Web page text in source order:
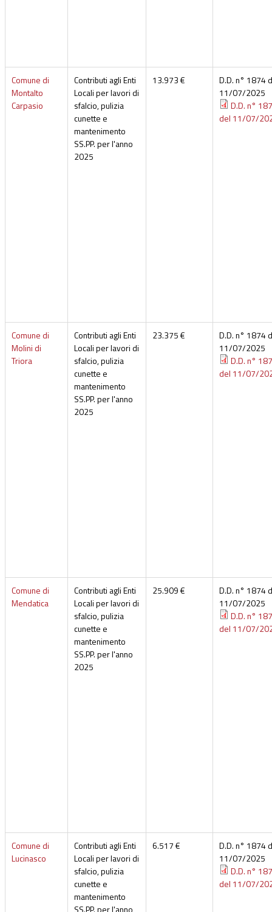
Comune di
Montalto
Carpasio
Contributi agli Enti
Locali per lavori di
sfalcio, pulizia
cunette e
mantenimento
SS.PP. per l'anno
2025
13.973 €
D.D. n° 1874
11/07/2025
D.D. n°
del 11/07/
Comune di
Molini di
Triora
Contributi agli Enti
Locali per lavori di
sfalcio, pulizia
cunette e
mantenimento
SS.PP. per l'anno
2025
23.375 €
D.D. n° 1874
11/07/2025
D.D. n°
del 11/07/
Comune di
Mendatica
Contributi agli Enti
Locali per lavori di
sfalcio, pulizia
cunette e
mantenimento
SS.PP. per l'anno
2025
25.909 €
D.D. n° 1874
11/07/2025
D.D. n°
del 11/07/
Comune di
Lucinasco
Contributi agli Enti
Locali per lavori di
sfalcio, pulizia
cunette e
mantenimento
6.517 €
D.D. n° 1874
11/07/2025
D.D. n°
del 11/07/